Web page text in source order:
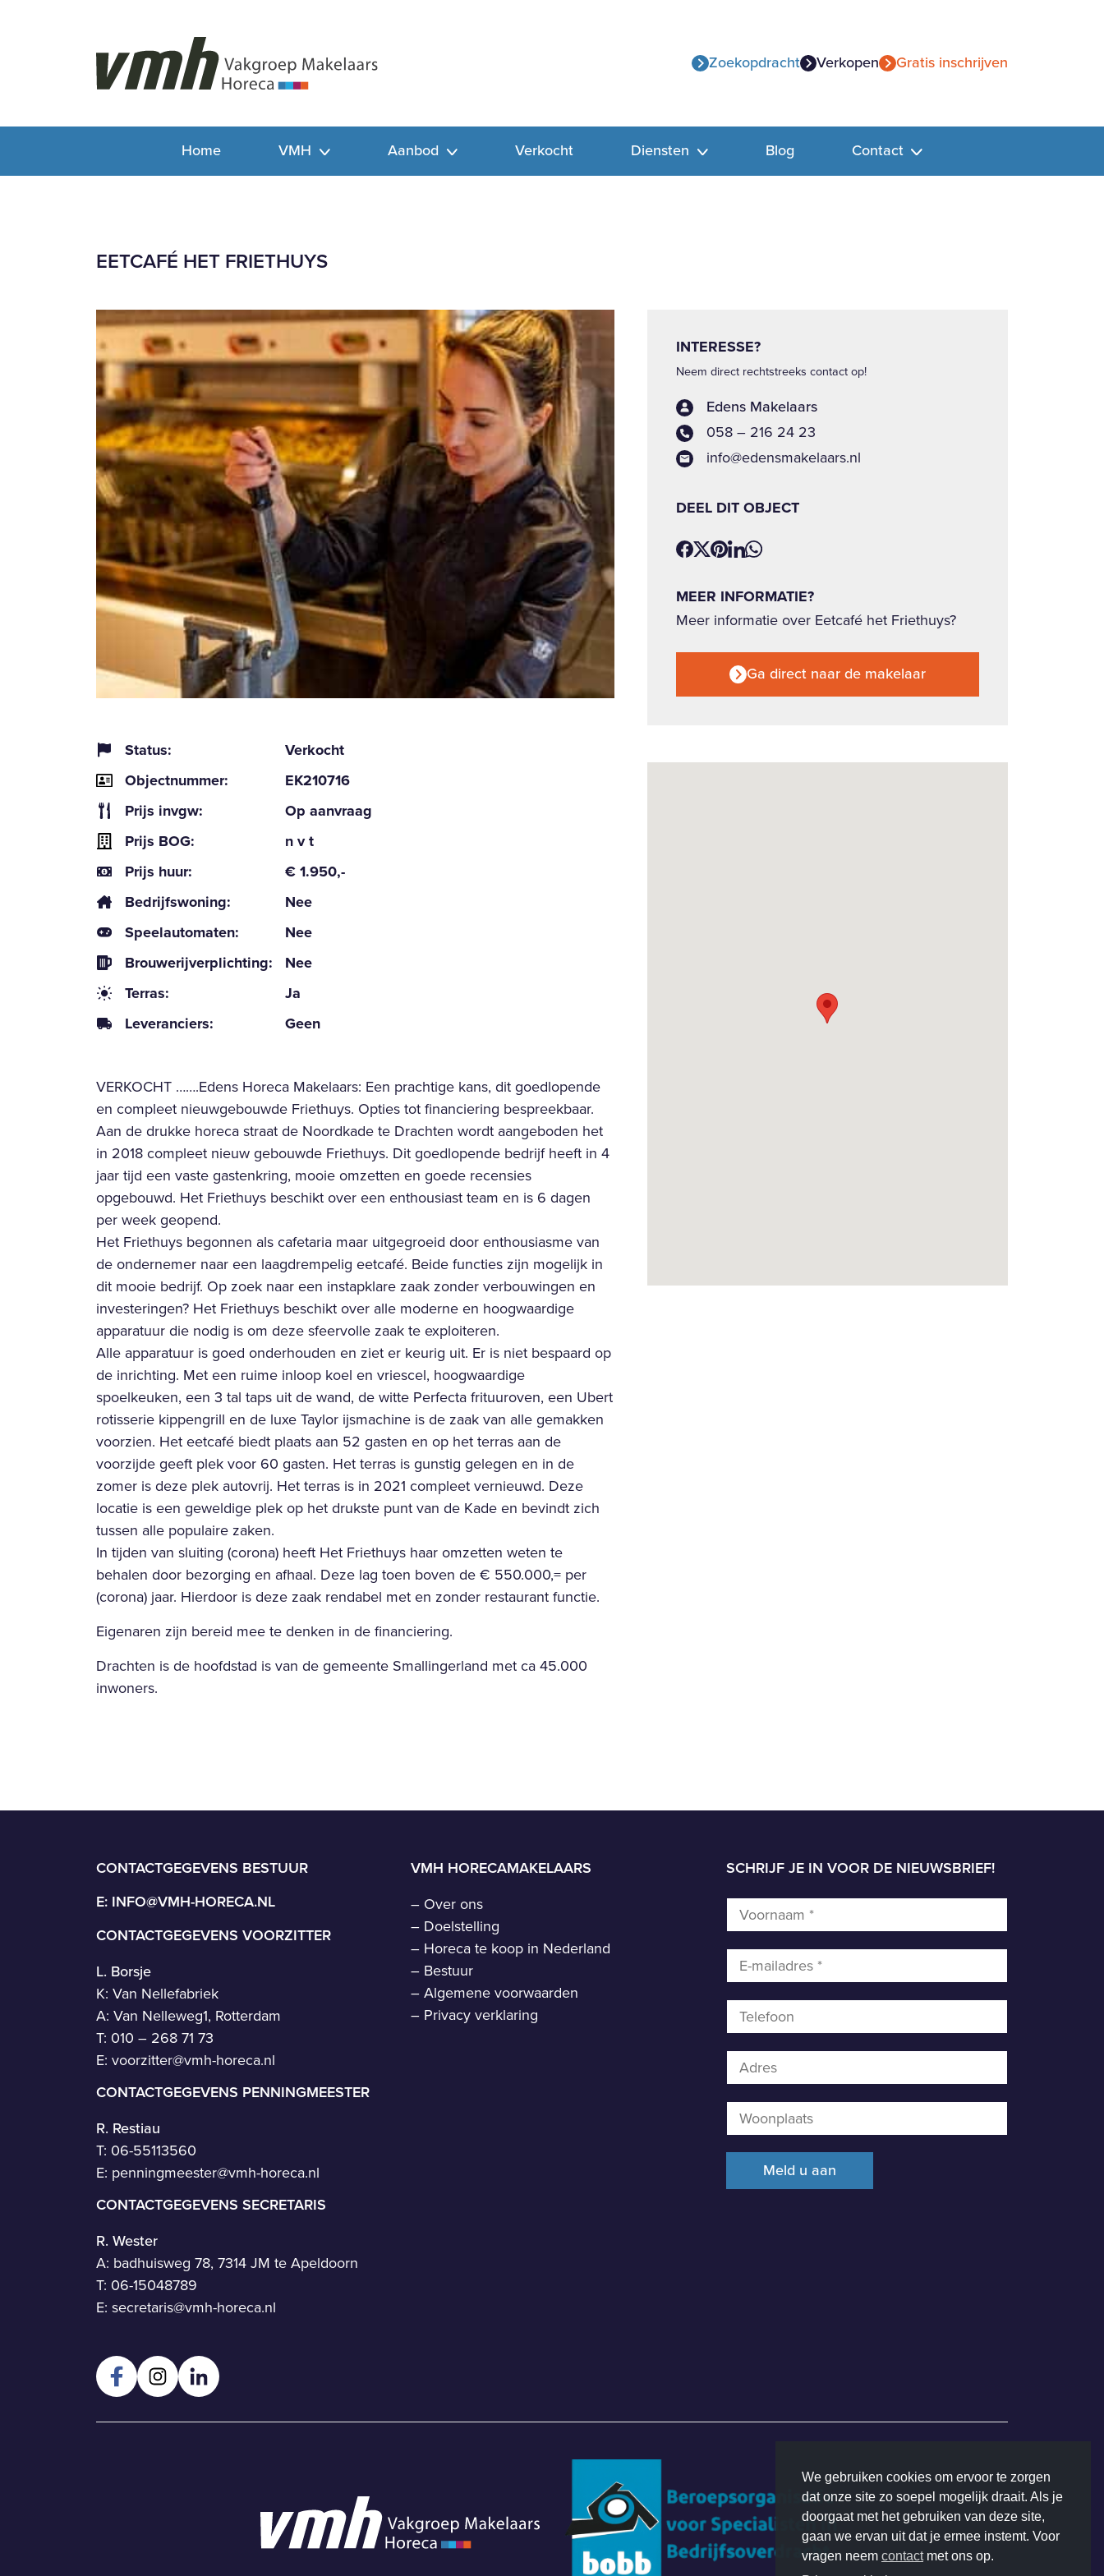
Zoekopdracht Verkopen Gratis inschrijven
Home VMH Aanbod Verkocht Diensten Blog Contact
EETCAFÉ HET FRIETHUYS
Status:
Verkocht
Objectnummer:
EK210716
Prijs invgw:
Op aanvraag
Prijs BOG:
n v t
Prijs huur:
€ 1.950,-
Bedrijfswoning:
Nee
Speelautomaten:
Nee
Brouwerijverplichting:
Nee
Terras:
Ja
Leveranciers:
Geen
VERKOCHT …….Edens Horeca Makelaars: Een prachtige kans, dit goedlopende
en compleet nieuwgebouwde Friethuys. Opties tot financiering bespreekbaar.
Aan de drukke horeca straat de Noordkade te Drachten wordt aangeboden het
in 2018 compleet nieuw gebouwde Friethuys. Dit goedlopende bedrijf heeft in 4
jaar tijd een vaste gastenkring, mooie omzetten en goede recensies
opgebouwd. Het Friethuys beschikt over een enthousiast team en is 6 dagen
per week geopend.
Het Friethuys begonnen als cafetaria maar uitgegroeid door enthousiasme van
de ondernemer naar een laagdrempelig eetcafé. Beide functies zijn mogelijk in
dit mooie bedrijf. Op zoek naar een instapklare zaak zonder verbouwingen en
investeringen? Het Friethuys beschikt over alle moderne en hoogwaardige
apparatuur die nodig is om deze sfeervolle zaak te exploiteren.
Alle apparatuur is goed onderhouden en ziet er keurig uit. Er is niet bespaard op
de inrichting. Met een ruime inloop koel en vriescel, hoogwaardige
spoelkeuken, een 3 tal taps uit de wand, de witte Perfecta frituuroven, een Ubert
rotisserie kippengrill en de luxe Taylor ijsmachine is de zaak van alle gemakken
voorzien. Het eetcafé biedt plaats aan 52 gasten en op het terras aan de
voorzijde geeft plek voor 60 gasten. Het terras is gunstig gelegen en in de
zomer is deze plek autovrij. Het terras is in 2021 compleet vernieuwd. Deze
locatie is een geweldige plek op het drukste punt van de Kade en bevindt zich
tussen alle populaire zaken.
In tijden van sluiting (corona) heeft Het Friethuys haar omzetten weten te
behalen door bezorging en afhaal. Deze lag toen boven de € 550.000,= per
(corona) jaar. Hierdoor is deze zaak rendabel met en zonder restaurant functie.
Eigenaren zijn bereid mee te denken in de financiering.
Drachten is de hoofdstad is van de gemeente Smallingerland met ca 45.000
inwoners.
INTERESSE?
Neem direct rechtstreeks contact op!
Edens Makelaars
058 – 216 24 23
info@edensmakelaars.nl
DEEL DIT OBJECT
MEER INFORMATIE?
Meer informatie over Eetcafé het Friethuys?
Ga direct naar de makelaar
CONTACTGEGEVENS BESTUUR
E: INFO@VMH-HORECA.NL
CONTACTGEGEVENS VOORZITTER
L. Borsje
K: Van Nellefabriek
A: Van Nelleweg1, Rotterdam
T: 010 – 268 71 73
E: voorzitter@vmh-horeca.nl
CONTACTGEGEVENS PENNINGMEESTER
R. Restiau
T: 06-55113560
E: penningmeester@vmh-horeca.nl
CONTACTGEGEVENS SECRETARIS
R. Wester
A: badhuisweg 78, 7314 JM te Apeldoorn
T: 06-15048789
E: secretaris@vmh-horeca.nl
VMH HORECAMAKELAARS
– Over ons
– Doelstelling
– Horeca te koop in Nederland
– Bestuur
–Algemene voorwaarden
– Privacy verklaring
SCHRIJF JE IN VOOR DE NIEUWSBRIEF!
We gebruiken cookies om ervoor te zorgen
dat onze site zo soepel mogelijk draait. Als je
doorgaat met het gebruiken van deze site,
gaan we ervan uit dat je ermee instemt. Voor
vragen neem contactmet ons op.